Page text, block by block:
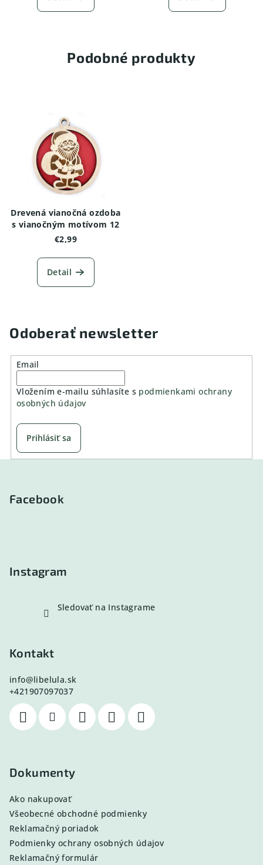
Podobné produkty
Drevená vianočná ozdoba
s vianočným motívom 12
€2,99
Detail
Odoberať newsletter
Email
Vložením e-mailu súhlasíte s podmienkami ochrany
osobných údajov
Prihlásiť sa
Facebook
Instagram
Sledovať na Instagrame
Kontakt
info@libelula.sk
+421907097037
Dokumenty
Ako nakupovať
Všeobecné obchodné podmienky
Reklamačný poriadok
Podmienky ochrany osobných údajov
Reklamačný formulár